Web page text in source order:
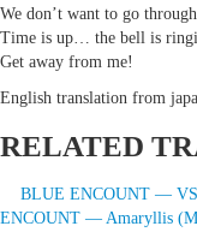
We don’t want to go
Time is up… the bell is
Get away from me!
English translation from
RELATED
BLUE ENCOUNT — VS
ENCOUNT — Amaryllis